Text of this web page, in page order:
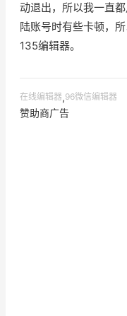
动退出，所以我一直
陆账号时有些卡顿，
135编辑器。
在线编辑器,96微信编辑器
赞助商广告